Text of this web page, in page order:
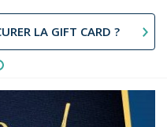
LA GIFT CARD ?